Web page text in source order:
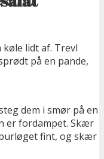
lidt af. Trevl
på en pande,
dem i smør på en
er fordampet. Skær
fint, og skær